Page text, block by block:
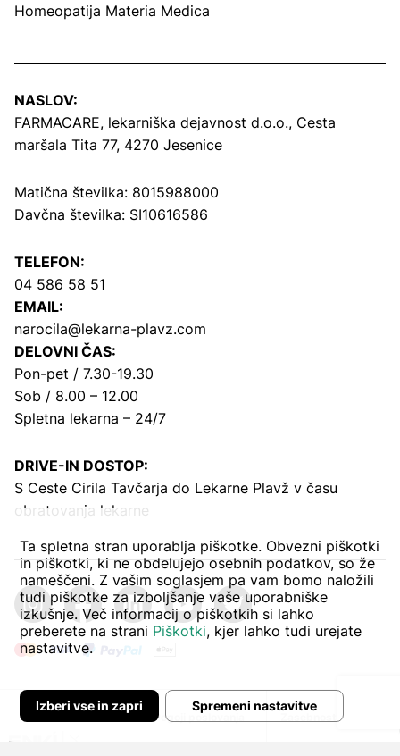
Homeopatija Materia Medica
NASLOV:
FARMACARE, lekarniška dejavnost d.o.o., Cesta
maršala Tita 77, 4270 Jesenice
Matična številka: 8015988000
Davčna številka: SI10616586
TELEFON:
04 586 58 51
EMAIL:
narocila@lekarna-plavz.com
DELOVNI ČAS:
Pon-pet / 7.30-19.30
Sob / 8.00 – 12.00
Spletna lekarna – 24/7
DRIVE-IN DOSTOP:
S Ceste Cirila Tavčarja do Lekarne Plavž v času
obratovanja lekarne
Pogoji poslovanja Zasebnost in piškoti
Ta spletna stran uporablja piškotke. Obvezni piškotki
in piškotki, ki ne obdelujejo osebnih podatkov, so že
nameščeni. Z vašim soglasjem pa vam bomo naložili
tudi piškotke za izboljšanje vaše uporabniške
izkušnje. Več informacij o piškotkih si lahko
preberete na strani Piškotki, kjer lahko tudi urejate
nastavitve.
Spremeni nastavitve
Izberi vse in zapri